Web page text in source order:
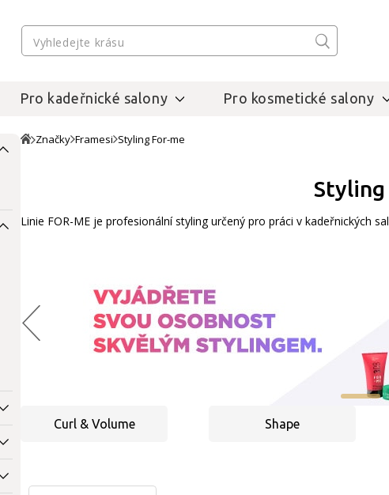
Pro kadeřnické salony Pro kosmetické salony
Značky Framesi Styling For-me
Styling
Linie FOR-ME je profesionální styling určený pro práci v kadeřnických
Curl & Volume Shape